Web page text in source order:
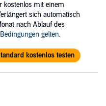
Aurora)
kostenlos mit einem
sich automatisch
nach Ablauf des
Bedingungen gelten.
kostenlos testen